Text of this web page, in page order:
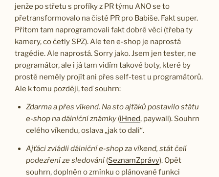
jenže po střetu s profíky z PR týmu ANO se to
přetransformovalo na čisté PR pro Babiše. Fakt super.
Přitom tam naprogramovali fakt dobré věci (třeba ty
kamery, co četly SPZ). Ale ten e-shop je naprostá
tragédie. Ale naprostá. Sorry jako. Jsem jen tester, ne
programátor, ale i já tam vidím takové boty, které by
prostě neměly projít ani přes self-test u programátorů.
Ale k tomu později, teď souhrn:
Zdarma a přes víkend. Na sto ajťáků postavilo státu
e­-shop na dálniční známky(iHned, paywall). Souhrn
celého víkendu, oslava „jak to dali“.
Ajťáci zvládli dálniční e-shop za víkend, stát čelí
podezření ze sledování(SeznamZprávy). Opět
souhrn, doplněn o zmínku o plánované funkci